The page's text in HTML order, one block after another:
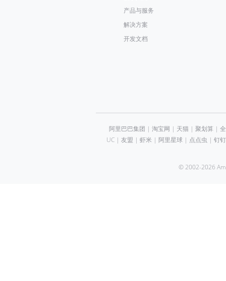
产品与服务
解决方案
开发文档
阿里巴巴集团 | 淘宝网 | 天猫| 聚划算 |
UC| 友盟 | 虾米 | 阿里星球| 点点虫 | 钉钉
© 2002-2026